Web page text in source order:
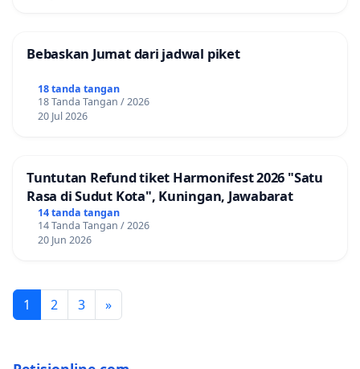
Bebaskan Jumat dari jadwal piket
18 tanda tangan
18 Tanda Tangan / 2026
20 Jul 2026
Tuntutan Refund tiket Harmonifest 2026 "Satu
Rasa di Sudut Kota", Kuningan, Jawabarat
14 tanda tangan
14 Tanda Tangan / 2026
20 Jun 2026
1 2 3 »